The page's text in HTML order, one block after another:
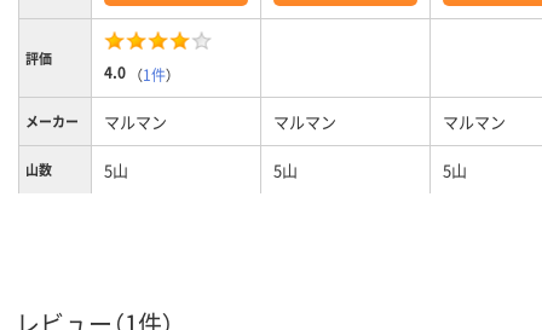
評価
4.0 （1件）
メーカー マルマン マルマン マルマン
山数 5山 5山 5山